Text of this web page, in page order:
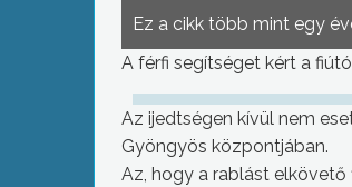
Ez a cikk több mint egy
A férfi segítséget kért a
Az ijedtségen kívül nem
Gyöngyös központjában.
Az, hogy a rablást